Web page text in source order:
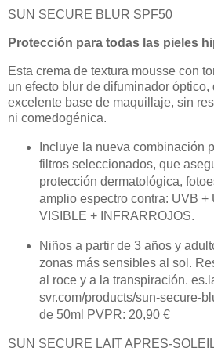
SUN SECURE BLUR SPF50
Protección para todas las pieles
Esta crema de textura mousse con
un efecto blur de difuminador
excelente base de maquillaje, sin
ni comedogénica.
Incluye la nueva combinación
filtros seleccionados, que
protección dermatológica,
amplio espectro contra: UVB +
VISIBLE + INFRARROJOS.
Niños a partir de 3 años y
zonas más sensibles al sol.
al roce y a la transpiración.
svr.com/products/sun-secure-
de 50ml PVPR: 20,90 €
SUN SECURE LAIT APRES-